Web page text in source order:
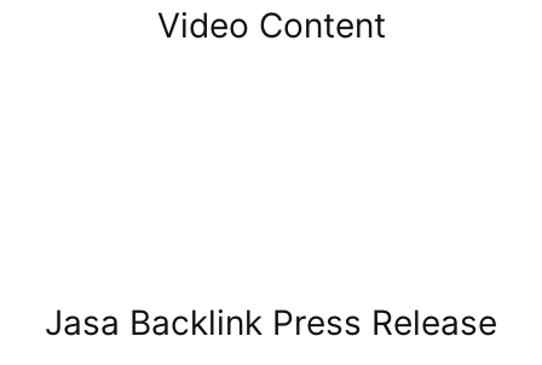
Video Content
Jasa Backlink Press Release